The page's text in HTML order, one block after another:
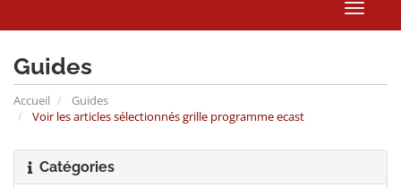
la
Guides
Accueil
Guides
Voir les articles sélectionnés grille programme ecast
Catégories